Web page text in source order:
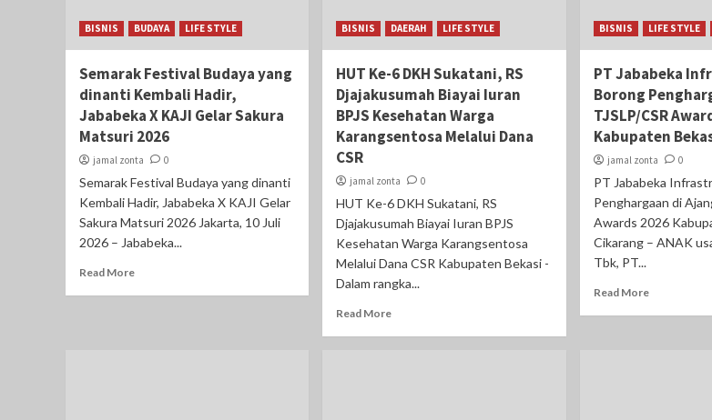
BISNIS BUDAYA LIFE STYLE
Semarak Festival Budaya yang
dinanti Kembali Hadir,
Jababeka X KAJI Gelar Sakura
Matsuri 2026
jamal zonta 0
Semarak Festival Budaya yang dinanti
Kembali Hadir, Jababeka X KAJI Gelar
Sakura Matsuri 2026 Jakarta, 10 Juli
2026 – Jababeka...
Read More
BISNIS DAERAH LIFE STYLE
HUT Ke-6 DKH Sukatani, RS
Djajakusumah Biayai Iuran
BPJS Kesehatan Warga
Karangsentosa Melalui Dana
CSR
jamal zonta 0
HUT Ke-6 DKH Sukatani, RS
Djajakusumah Biayai Iuran BPJS
Kesehatan Warga Karangsentosa
Melalui Dana CSR ‎Kabupaten Bekasi -
Dalam rangka...
Read More
BISNIS LIFE STYLE
PT Jababeka
Borong
TJSLP/CSR
Kabupaten
jamal zonta 0
PT Jababeka
Penghargaan di
Awards 2026
Cikarang – ANAK
Tbk, PT...
Read More